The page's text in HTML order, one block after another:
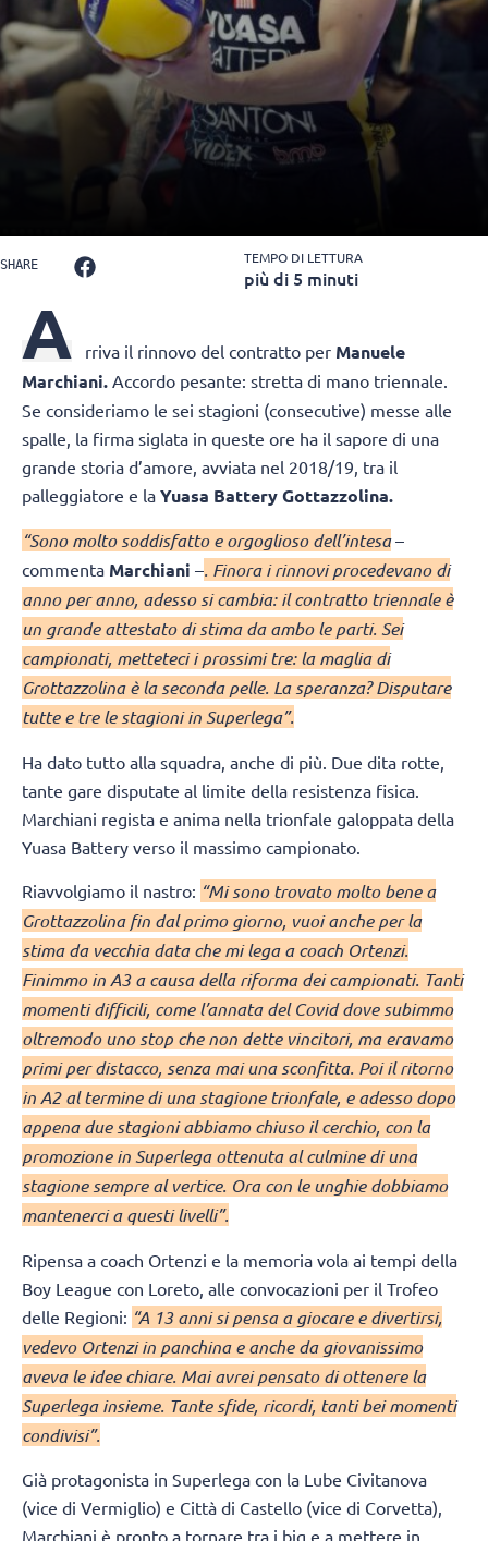
SHARE TEMPO DI LETTURA
più di 5 minuti
A rriva il rinnovo del contratto per Manuele
Marchiani. Accordo pesante: stretta di mano triennale.
Se consideriamo le sei stagioni (consecutive) messe alle
spalle, la firma siglata in queste ore ha il sapore di una
grande storia d’amore, avviata nel 2018/19, tra il
palleggiatore e la Yuasa Battery Gottazzolina.
“Sono molto soddisfatto e orgoglioso dell’intesa–
commenta Marchiani –. Finora i rinnovi procedevano di
anno per anno, adesso si cambia: il contratto triennale è
un grande attestato di stima da ambo le parti. Sei
campionati, metteteci i prossimi tre: la maglia di
Grottazzolina è la seconda pelle. La speranza? Disputare
tutte e tre le stagioni in Superlega”.
Ha dato tutto alla squadra, anche di più. Due dita rotte,
tante gare disputate al limite della resistenza fisica.
Marchiani regista e anima nella trionfale galoppata della
Yuasa Battery verso il massimo campionato.
Riavvolgiamo il nastro: “Mi sono trovato molto bene a
Grottazzolina fin dal primo giorno, vuoi anche per la
stima da vecchia data che mi lega a coach Ortenzi.
Finimmo in A3 a causa della riforma dei campionati. Tanti
momenti difficili, come l’annata del Covid dove subimmo
oltremodo uno stop che non dette vincitori, ma eravamo
primi per distacco, senza mai una sconfitta. Poi il ritorno
in A2 al termine di una stagione trionfale, e adesso dopo
appena due stagioni abbiamo chiuso il cerchio, con la
promozione in Superlega ottenuta al culmine di una
stagione sempre al vertice. Ora con le unghie dobbiamo
mantenerci a questi livelli”.
Ripensa a coach Ortenzi e la memoria vola ai tempi della
Boy League con Loreto, alle convocazioni per il Trofeo
delle Regioni: “A 13 anni si pensa a giocare e divertirsi,
vedevo Ortenzi in panchina e anche da giovanissimo
aveva le idee chiare. Mai avrei pensato di ottenere la
Superlega insieme. Tante sfide, ricordi, tanti bei momenti
condivisi”.
Già protagonista in Superlega con la Lube Civitanova
(vice di Vermiglio) e Città di Castello (vice di Corvetta),
Marchiani è pronto a tornare tra i big e a mettere in